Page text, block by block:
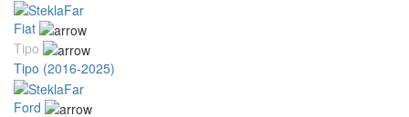
Fiat
Tipo
Tipo (2016-2025)
Ford